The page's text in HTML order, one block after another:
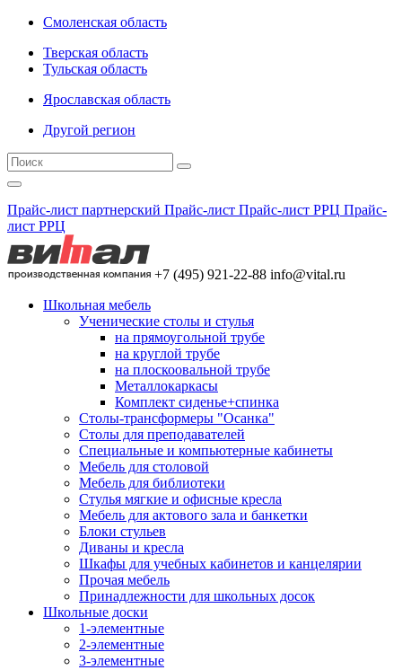
Смоленская область
Тверская область
Тульская область
Ярославская область
Другой регион
Прайс-лист партнерский Прайс-лист Прайс-лист РРЦ Прайс-
лист РРЦ
+7 (495) 921-22-88 info@vital.ru
Школьная мебель
Ученические столы и стулья
на прямоугольной трубе
на круглой трубе
на плоскоовальной трубе
Металлокаркасы
Комплект сиденье+спинка
Столы-трансформеры "Осанка"
Столы для преподавателей
Специальные и компьютерные кабинеты
Мебель для столовой
Мебель для библиотеки
Стулья мягкие и офисные кресла
Мебель для актового зала и банкетки
Блоки стульев
Диваны и кресла
Шкафы для учебных кабинетов и канцелярии
Прочая мебель
Принадлежности для школьных досок
Школьные доски
1-элементные
2-элементные
3-элементные